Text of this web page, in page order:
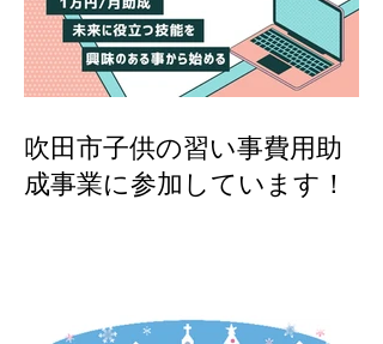
吹田市子供の習い事費用助
成事業に参加しています！